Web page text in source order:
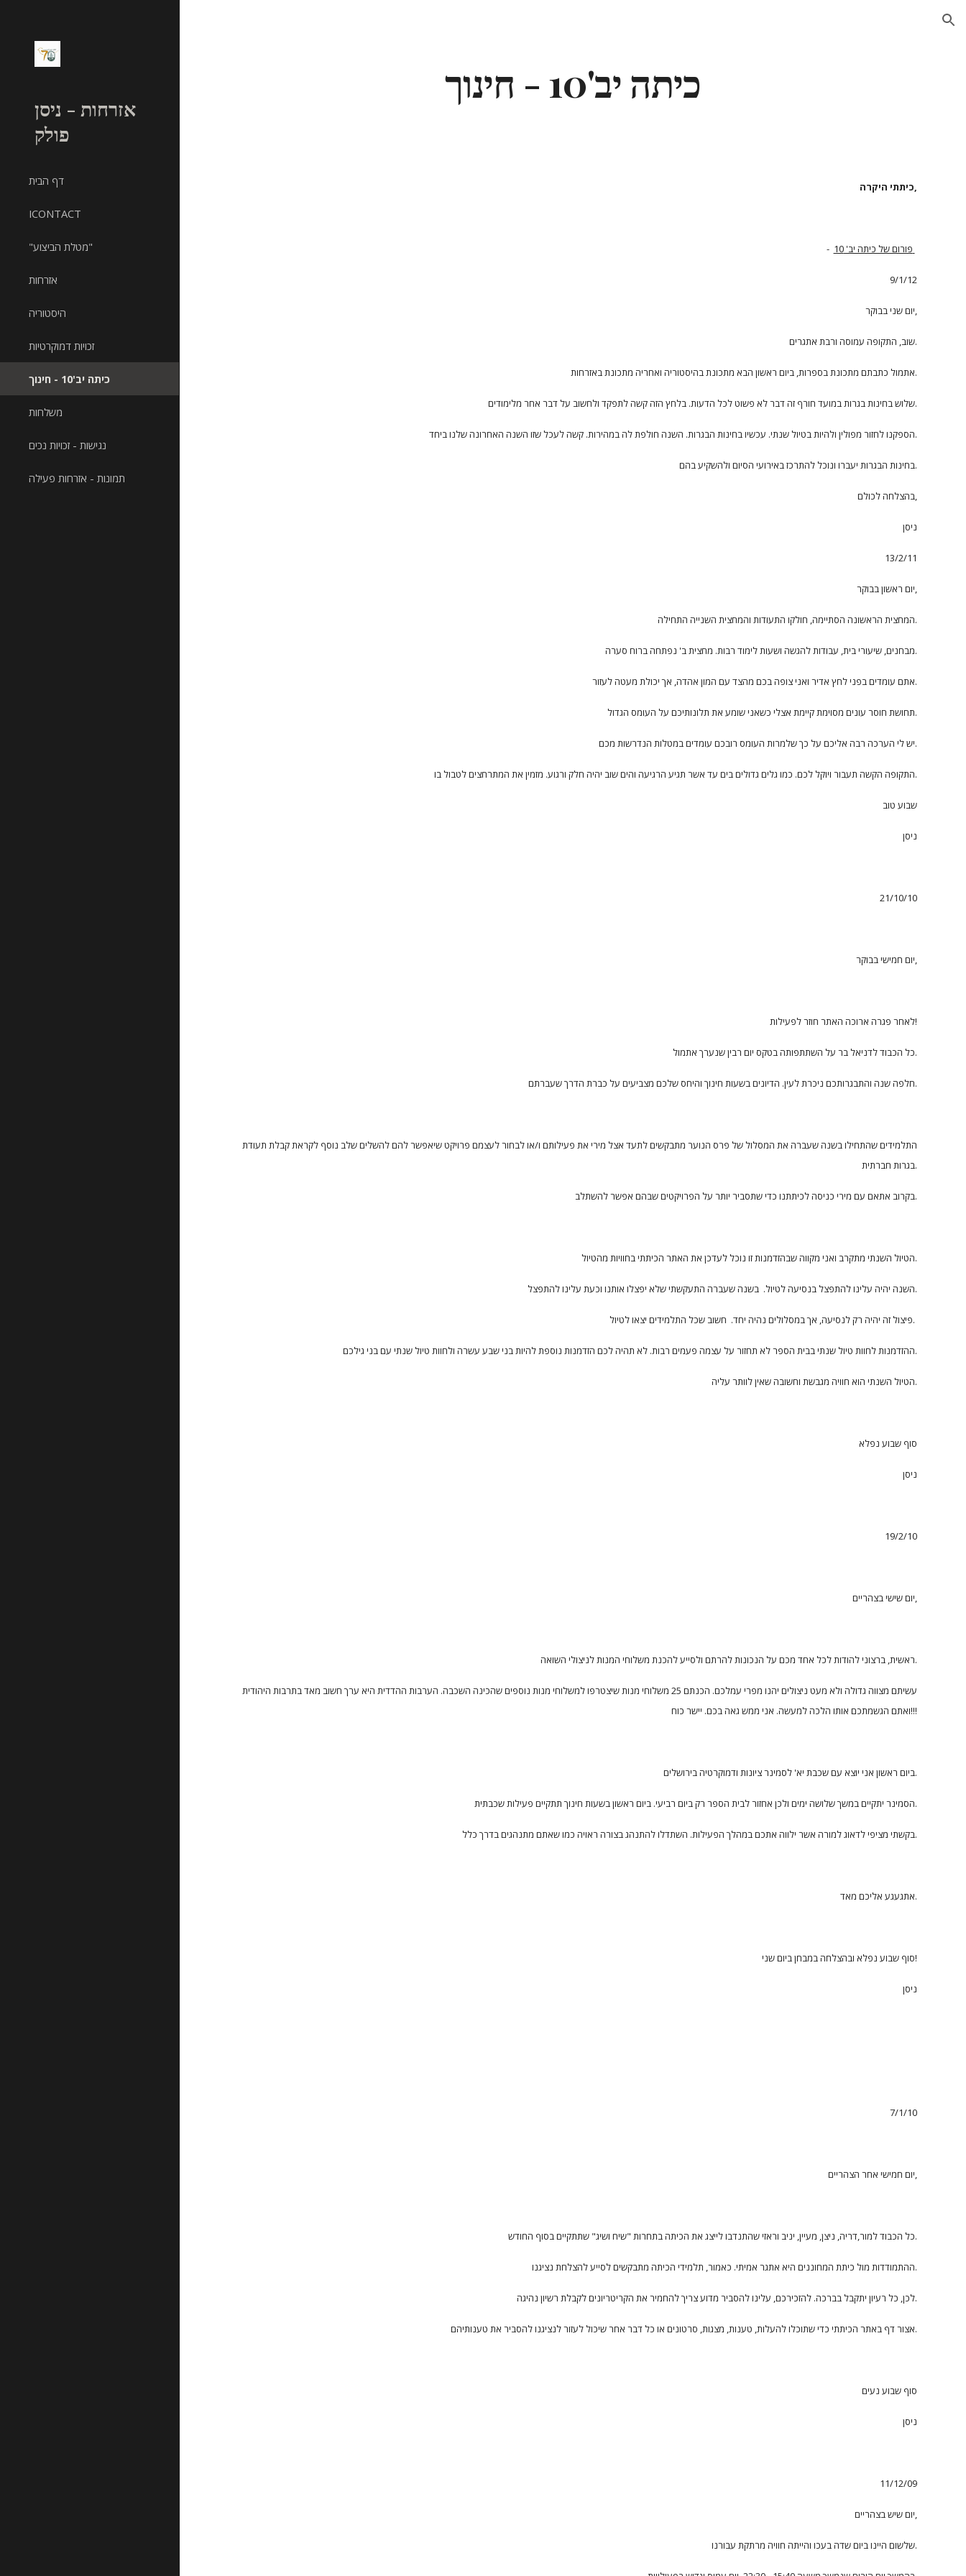
אזרחות - ניסן
פולק
דף הבית
ICONTACT
"מטלת הביצוע"
אזרחות
היסטוריה
זכויות דמוקרטיות
כיתה יב'10 - חינוך
משלחות
נגישות - זכויות נכים
תמונות - אזרחות פעילה
כיתה יב'10 - חינוך
כיתתי היקרה,
-
9/1/12
יום שני בבוקר,
שוב, התקופה עמוסה ורבת אתגרים.
אתמול כתבתם מתכונת בספרות, ביום ראשון הבא מתכונת בהיסטוריה ואחריה מתכונת באזרחות.
שלוש בחינות בגרות במועד חורף זה דבר לא פשוט לכל הדעות. בלחץ הזה קשה לתפקד ולחשוב על דבר אחר מלימודים.
הספקנו לחזור מפולין ולהיות בטיול שנתי. עכשיו בחינות הבגרות. השנה חולפת לה במהירות. קשה לעכל שזו השנה האחרונה שלנו ביחד.
בחינות הבגרות יעברו ונוכל להתרכז באירועי הסיום ולהשקיע בהם.
בהצלחה לכולם,
ניסן
13/2/11
יום ראשון בבוקר,
המחצית הראשונה הסתיימה, חולקו התעודות והמחצית השנייה התחילה.
מבחנים, שיעורי בית, עבודות להגשה ושעות לימוד רבות. מחצית ב' נפתחה ברוח סערה.
אתם עומדים בפני לחץ אדיר ואני צופה בכם מהצד עם המון אהדה, אך יכולת מעטה לעזור.
תחושת חוסר עונים מסוימת קיימת אצלי כשאני שומע את תלונותיכם על העומס הגדול.
יש לי הערכה רבה אליכם על כך שלמרות העומס רובכם עומדים במטלות הנדרשות מכם.
התקופה הקשה תעבור ויוקל לכם. כמו גלים גדולים בים עד אשר תגיע הרגיעה והים שוב יהיה חלק ורגוע. מזמין את המתרחצים לטבול בו.
שבוע טוב
ניסן
21/10/10
יום חמישי בבוקר,
לאחר פגרה ארוכה האתר חוזר לפעילות!
כל הכבוד לדניאל בר על השתתפותה בטקס יום רבין שנערך אתמול.
חלפה שנה והתבגרותכם ניכרת לעין. הדיונים בשעות חינוך והיחס שלכם מצביעים על כברת הדרך שעברתם.
התלמידים שהתחילו בשנה שעברה את המסלול של פרס הנוער מתבקשים לתעד אצל מירי את פעילותם ו/או לבחור לעצמם פרויקט שיאפשר להם להשלים שלב נוסף לקראת קבלת תעודת
בגרות חברתית.
בקרוב אתאם עם מירי כניסה לכיתתנו כדי שתסביר יותר על הפרויקטים שבהם אפשר להשתלב.
הטיול השנתי מתקרב ואני מקווה שבהזדמנות זו נוכל לעדכן את האתר הכיתתי בחוויות מהטיול.
השנה יהיה עלינו להתפצל בנסיעה לטיול. בשנה שעברה התעקשתי שלא יפצלו אותנו וכעת עלינו להתפצל.
פיצול זה יהיה רק לנסיעה, אך במסלולים נהיה יחד. חשוב שכל התלמידים יצאו לטיול.
ההזדמנות לחוות טיול שנתי בבית הספר לא תחזור על עצמה פעמים רבות. לא תהיה לכם הזדמנות נוספת להיות בני שבע עשרה ולחוות טיול שנתי עם בני גילכם.
הטיול השנתי הוא חוויה מגבשת וחשובה שאין לוותר עליה.
סוף שבוע נפלא
ניסן
19/2/10
יום שישי בצהריים,
ראשית, ברצוני להודות לכל אחד מכם על הנכונות להרתם ולסייע להכנת משלוחי המנות לניצולי השואה.
עשיתם מצווה גדולה ולא מעט ניצולים יהנו מפרי עמלכם. הכנתם 25 משלוחי מנות שיצטרפו למשלוחי מנות נוספים שהכינה השכבה. הערבות ההדדית היא ערך חשוב מאד בתרבות היהודית
ואתם הגשמתכם אותו הלכה למעשה. אני ממש גאה בכם. יישר כוח!!!
ביום ראשון אני יוצא עם שכבת יא' לסמינר ציונות ודמוקרטיה בירושלים.
הסמינר יתקיים במשך שלושה ימים ולכן אחזור לבית הספר רק ביום רביעי. ביום ראשון בשעות חינוך תתקיים פעילות שכבתית.
בקשתי מציפי לדאוג למורה אשר ילווה אתכם במהלך הפעילות. השתדלו להתנהג בצורה ראויה כמו שאתם מתנהגים בדרך כלל.
אתגעגע אליכם מאד.
סוף שבוע נפלא ובהצלחה במבחן ביום שני!
ניסן
7/1/10
יום חמישי אחר הצהריים,
כל הכבוד למור,דריה, ניצן, מעיין, יניב וראזי שהתנדבו לייצג את הכיתה בתחרות "שיח ושיג" שתתקיים בסוף החודש.
ההתמודדות מול כיתת המחוננים היא אתגר אמיתי. כאמור, תלמידי הכיתה מתבקשים לסייע להצלחת נציגנו.
לכן, כל רעיון יתקבל בברכה. להזכירכם, עלינו להסביר מדוע צריך להחמיר את הקריטריונים לקבלת רשיון נהיגה.
אצור דף באתר הכיתתי כדי שתוכלו להעלות, טענות, מצגות, סרטונים או כל דבר אחר שיכול לעזור לנציגנו להסביר את טענותיהם.
סוף שבוע נעים
ניסן
11/12/09
יום שיש בצהריים,
שלשום היינו ביום שדה בעכו והייתה חוויה מרתקת עבורנו.